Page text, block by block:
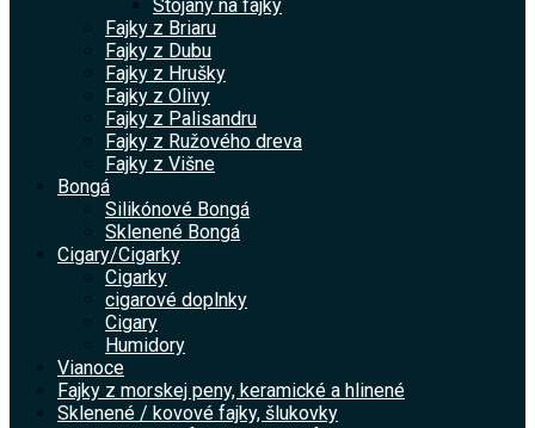
Stojany na fajky
Fajky z Briaru
Fajky z Dubu
Fajky z Hrušky
Fajky z Olivy
Fajky z Palisandru
Fajky z Ružového dreva
Fajky z Višne
Bongá
Silikónové Bongá
Sklenené Bongá
Cigary/Cigarky
Cigarky
cigarové doplnky
Cigary
Humidory
Vianoce
Fajky z morskej peny, keramické a hlinené
Sklenené / kovové fajky, šlukovky